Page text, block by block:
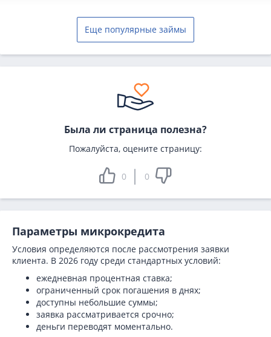
Еще популярные займы
Была ли страница полезна?
Пожалуйста, оцените страницу:
0 0
Параметры микрокредита
Условия определяются после рассмотрения заявки
клиента. В 2026 году среди стандартных условий:
ежедневная процентная ставка;
ограниченный срок погашения в днях;
доступны небольшие суммы;
заявка рассматривается срочно;
деньги переводят моментально.